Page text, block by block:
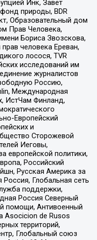
Инк, Завет
природы, BDR
Образовательный дом
Прав Человека,
Бориса Звозскова,
человека Ереван,
лосося, TVR
исследований им
журналистов
Россию,
Международная
ИстЧам Финланд,
Европейский
и
Сторожевой
Иеговы,
европейской политики,
Российский
Русская Америка за
Глобальная сеть
поддержки,
Россия Северный
помощи, Антивоенный
Asocicion de Rusos
территорий,
Глобальный союз